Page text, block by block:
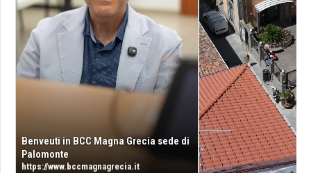
Benveuti in BCC Magna Grecia sede di
Palomonte
https://www.bccmagnagrecia.it